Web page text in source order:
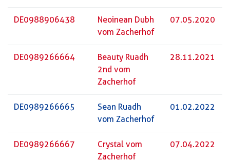
DE0988906438
Neoinean Dubh
vom Zacherhof
07.05.2020
DE0989266664
Beauty Ruadh
2nd vom
Zacherhof
28.11.2021
DE0989266665
Sean Ruadh
vom Zacherhof
01.02.2022
DE0989266667
Crystal vom
Zacherhof
07.04.2022